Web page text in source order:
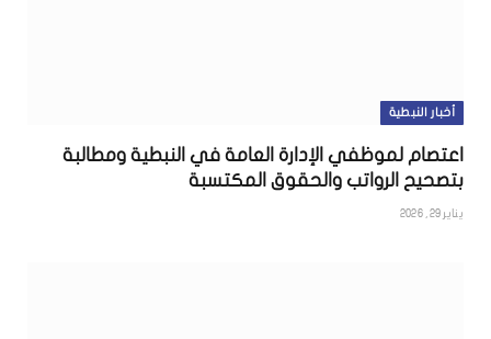
أخبار النبطية
اعتصام لموظفي الإدارة العامة في النبطية ومطالبة
بتصحيح الرواتب والحقوق المكتسبة
يناير 29, 2026